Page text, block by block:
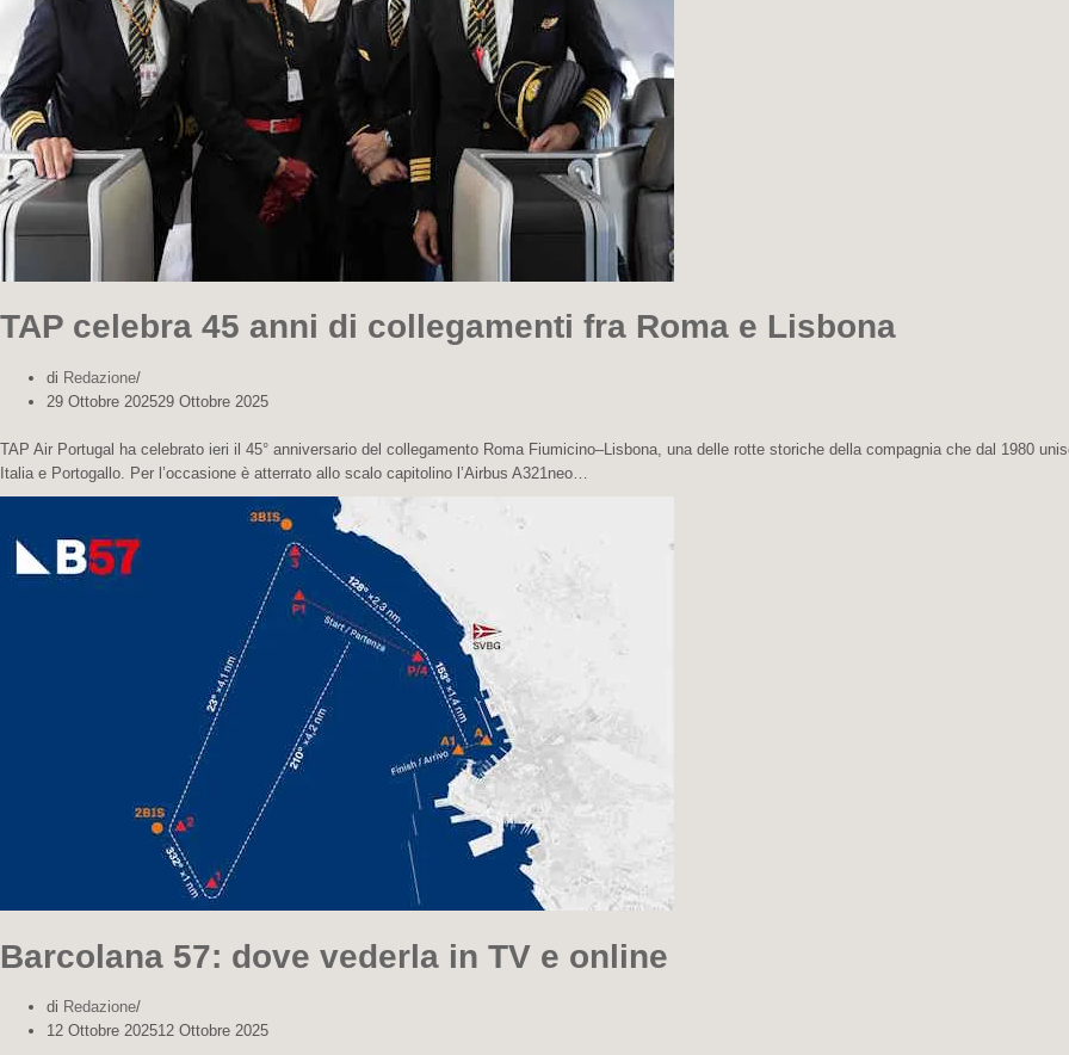
TAP celebra 45 anni di collegamenti fra Roma e Lisbona
di Redazione
29 Ottobre 202529 Ottobre 2025
TAP Air Portugal ha celebrato ieri il 45° anniversario del collegamento Roma Fiumicino–Lisbona, una delle rotte storiche della compagnia che dal 1980
Italia e Portogallo. Per l’occasione è atterrato allo scalo capitolino l’Airbus A321neo…
Barcolana 57: dove vederla in TV e online
di Redazione
12 Ottobre 202512 Ottobre 2025